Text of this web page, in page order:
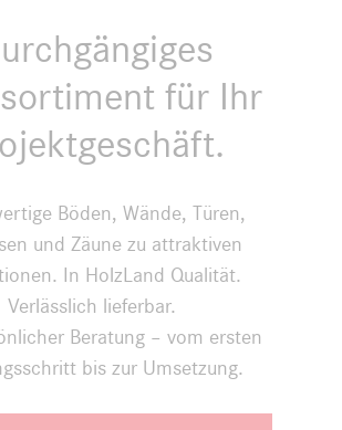
für Ihr
Böden, Wände, Türen,
und Zäune zu attraktiven
In HolzLand Qualität.
Verlässlich lieferbar.
Beratung – vom ersten
bis zur Umsetzung.